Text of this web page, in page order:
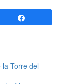
la Torre del